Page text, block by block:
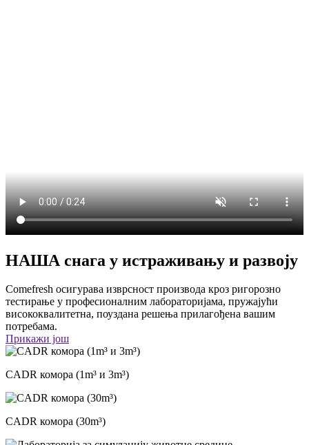
НАША снага у истраживању и развоју
Comefresh осигурава изврсност производа кроз ригорозно
тестирање у професионалним лабораторијама, пружајући
висококвалитетна, поуздана решења прилагођена вашим
потребама.
Прикажи још
CADR комора (1m³ и 3m³)
CADR комора (30m³)